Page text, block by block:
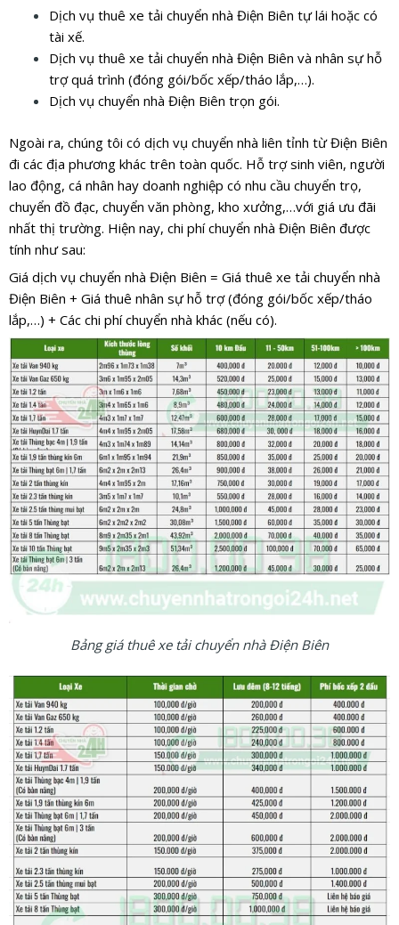
Dịch vụ thuê xe tải chuyển nhà Điện Biên tự lái hoặc có
tài xế.
Dịch vụ thuê xe tải chuyển nhà Điện Biên và nhân sự hỗ
trợ quá trình (đóng gói/bốc xếp/tháo lắp,…).
Dịch vụ chuyển nhà Điện Biên trọn gói.
Ngoài ra, chúng tôi có dịch vụ chuyển nhà liên tỉnh từ Điện Biên
đi các địa phương khác trên toàn quốc. Hỗ trợ sinh viên, người
lao động, cá nhân hay doanh nghiệp có nhu cầu chuyển trọ,
chuyển đồ đạc, chuyển văn phòng, kho xưởng,…với giá ưu đãi
nhất thị trường. Hiện nay, chi phí chuyển nhà Điện Biên được
tính như sau:
Giá dịch vụ chuyển nhà Điện Biên = Giá thuê xe tải chuyển nhà
Điện Biên + Giá thuê nhân sự hỗ trợ (đóng gói/bốc xếp/tháo
lắp,…) + Các chi phí chuyển nhà khác (nếu có).
Bảng giá thuê xe tải chuyển nhà Điện Biên